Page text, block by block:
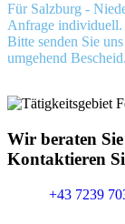
Für Salzburg -
Anfrage individuell.
Bitte senden Sie
umgehend Bescheid.
Wir beraten
Kontaktieren
+43 7239